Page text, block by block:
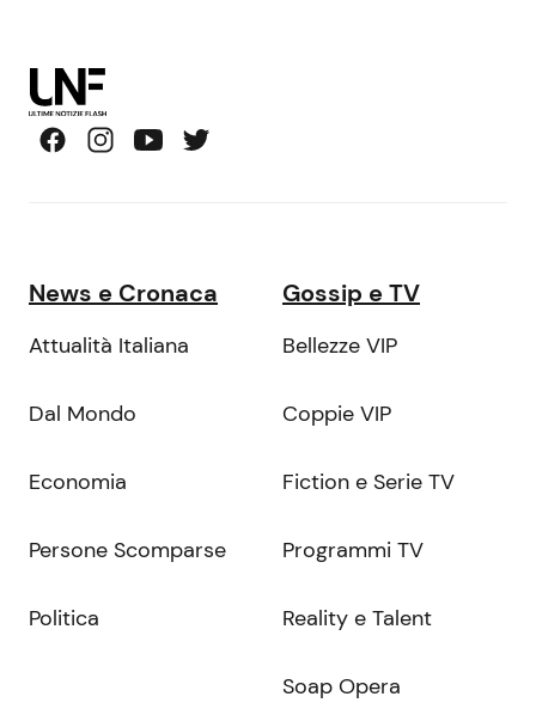
News e Cronaca
Attualità Italiana
Dal Mondo
Economia
Persone Scomparse
Politica
Gossip e TV
Bellezze VIP
Coppie VIP
Fiction e Serie TV
Programmi TV
Reality e Talent
Soap Opera